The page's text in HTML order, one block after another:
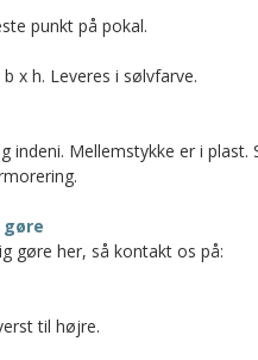
punkt på pokal.
x h. Leveres i sølvfarve.
indeni. Mellemstykke er i plast.
gøre
gøre her, så kontakt os på:
til højre.